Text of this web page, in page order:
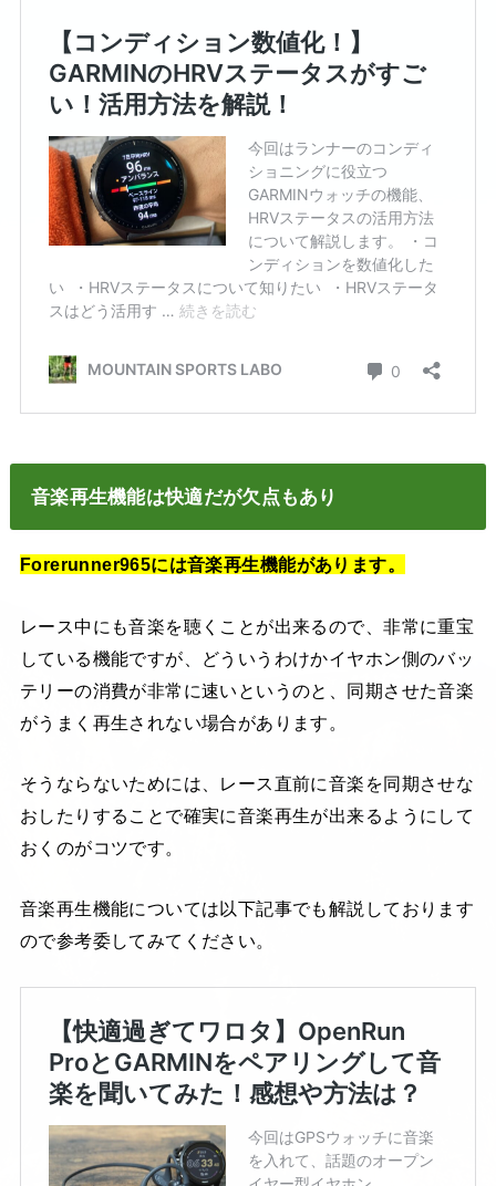
音楽再生機能は快適だが欠点もあり
Forerunner965には音楽再生機能があります。
レース中にも音楽を聴くことが出来るので、非常に重宝
している機能ですが、どういうわけかイヤホン側のバッ
テリーの消費が非常に速いというのと、同期させた音楽
がうまく再生されない場合があります。
そうならないためには、レース直前に音楽を同期させな
おしたりすることで確実に音楽再生が出来るようにして
おくのがコツです。
音楽再生機能については以下記事でも解説しております
ので参考委してみてください。